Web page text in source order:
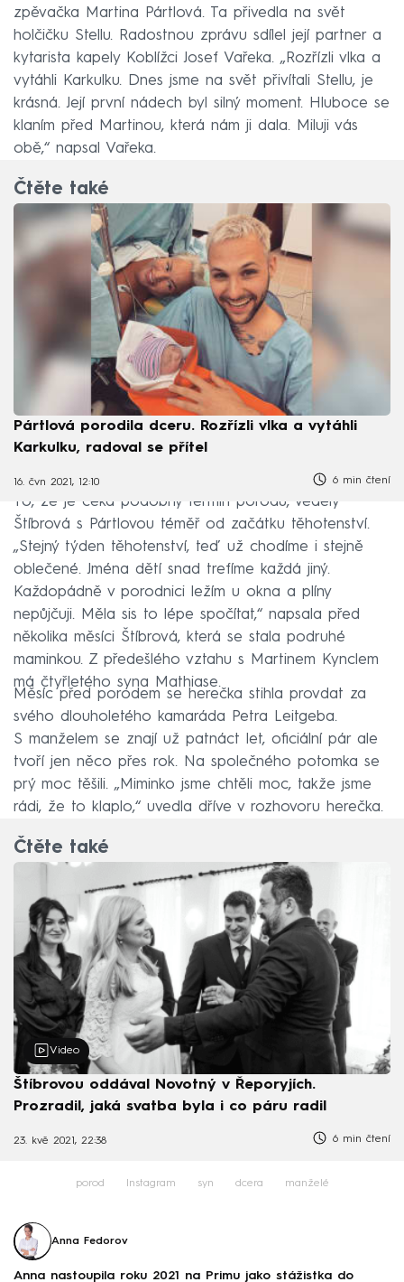
zpěvačka Martina Pártlová. Ta přivedla na svět
holčičku Stellu. Radostnou zprávu sdílel její partner a
kytarista kapely Koblížci Josef Vařeka. „Rozřízli vlka a
vytáhli Karkulku. Dnes jsme na svět přivítali Stellu, je
krásná. Její první nádech byl silný moment. Hluboce se
klaním před Martinou, která nám ji dala. Miluji vás
obě,“ napsal Vařeka.
Čtěte také
Pártlová porodila dceru. Rozřízli vlka a vytáhli
Karkulku, radoval se přítel
16. čvn 2021, 12:10 6 min čtení
To, že je čeká podobný termín porodu, věděly
Štíbrová s Pártlovou téměř od začátku těhotenství.
„Stejný týden těhotenství, teď už chodíme i stejně
oblečené. Jména dětí snad trefíme každá jiný.
Každopádně v porodnici ležím u okna a plíny
nepůjčuji. Měla sis to lépe spočítat,“ napsala před
několika měsíci Štíbrová, která se stala podruhé
maminkou. Z předešlého vztahu s Martinem Kynclem
má čtyřletého syna Mathiase.
Měsíc před porodem se herečka stihla provdat za
svého dlouholetého kamaráda Petra Leitgeba.
S manželem se znají už patnáct let, oficiální pár ale
tvoří jen něco přes rok. Na společného potomka se
prý moc těšili. „Miminko jsme chtěli moc, takže jsme
rádi, že to klaplo,“ uvedla dříve v rozhovoru herečka.
Čtěte také
Video
Štíbrovou oddával Novotný v Řeporyjích.
Prozradil, jaká svatba byla i co páru radil
23. kvě 2021, 22:38 6 min čtení
porod Instagram syn dcera manželé
Anna Fedorov
Anna nastoupila roku 2021 na Primu jako stážistka do